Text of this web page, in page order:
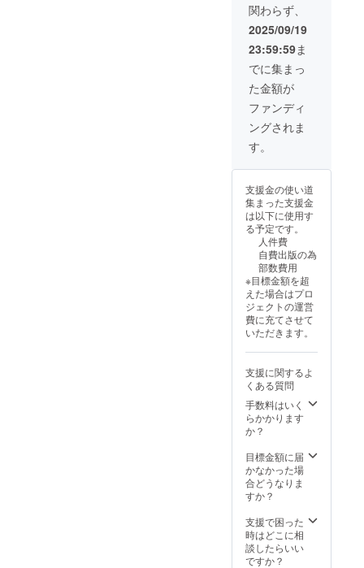
関わらず、
2025/09/19
23:59:59ま
でに集まっ
た金額が
ファンディ
ングされま
す。
支援金の使い道
集まった支援金
は以下に使用す
る予定です。
人件費
自費出版の為
部数費用
※目標金額を超
えた場合はプロ
ジェクトの運営
費に充てさせて
いただきます。
支援に関するよ
くある質問
手数料はいく
らかかります
か？
目標金額に届
かなかった場
合どうなりま
すか？
支援で困った
時はどこに相
談したらいい
ですか？